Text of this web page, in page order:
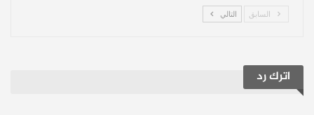
سيرجيو روشيت، فرناندو موسليرا،
سانتياغو ميليه.
السابق التالي
اترك رد